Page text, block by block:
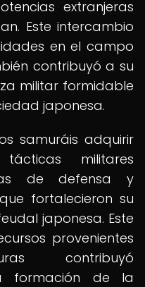
extranjeras
Este intercambio
en el campo
contribuyó a su
militar formidable
japonesa.
samuráis adquirir
militares
de defensa y
fortalecieron su
japonesa. Este
provenientes
contribuyó
formación de la